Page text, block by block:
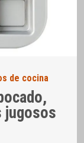
de cocina
jugosos